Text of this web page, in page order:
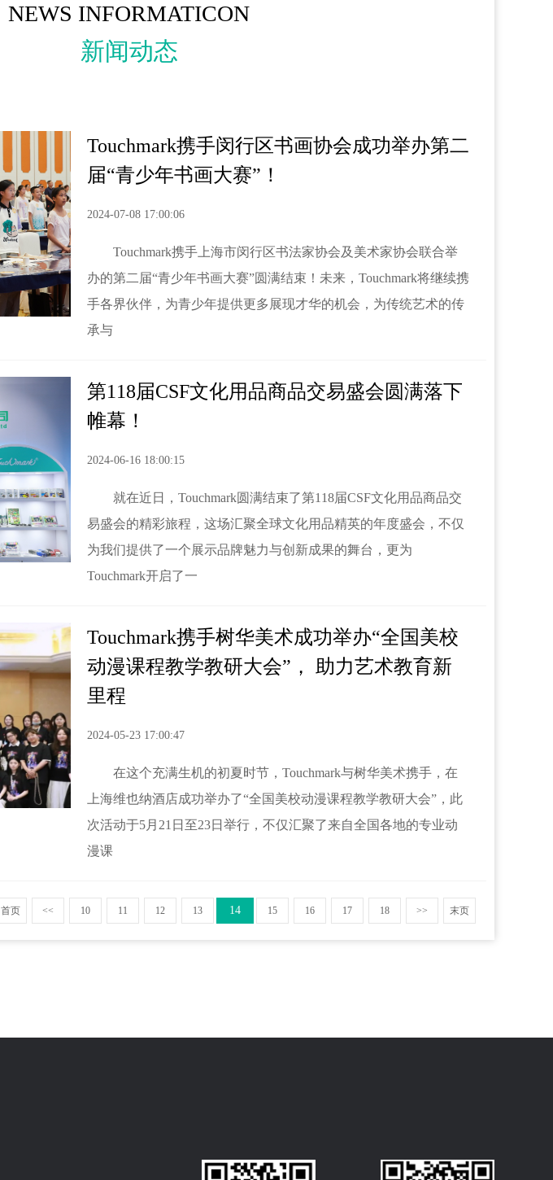
NEWS INFORMATICON
新闻动态
Touchmark携手闵行区书画协会成功举办第二
届“青少年书画大赛”！
2024-07-08 17:00:06
Touchmark携手上海市闵行区书法家协会及美术家协会联合举
办的第二届“青少年书画大赛”圆满结束！未来，Touchmark将继续携
手各界伙伴，为青少年提供更多展现才华的机会，为传统艺术的传
承与
第118届CSF文化用品商品交易盛会圆满落下
帷幕！
2024-06-16 18:00:15
就在近日，Touchmark圆满结束了第118届CSF文化用品商品交
易盛会的精彩旅程，这场汇聚全球文化用品精英的年度盛会，不仅
为我们提供了一个展示品牌魅力与创新成果的舞台，更为
Touchmark开启了一
Touchmark携手树华美术成功举办“全国美校
动漫课程教学教研大会”， 助力艺术教育新
里程
2024-05-23 17:00:47
在这个充满生机的初夏时节，Touchmark与树华美术携手，在
上海维也纳酒店成功举办了“全国美校动漫课程教学教研大会”，此
次活动于5月21日至23日举行，不仅汇聚了来自全国各地的专业动
漫课
首页 << 10 11 12 13 14 15 16 17 18 >> 末页